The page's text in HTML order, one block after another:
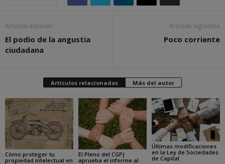
Artículo anterior
El podio de la angustia
ciudadana
Artículo siguiente
Poco corriente
Artículos relacionados Más del autor
Cómo proteger tu
propiedad intelectual en
El Pleno del CGPJ
aprueba el informe al
Últimas modificaciones
en la Ley de Sociedades
de Capital